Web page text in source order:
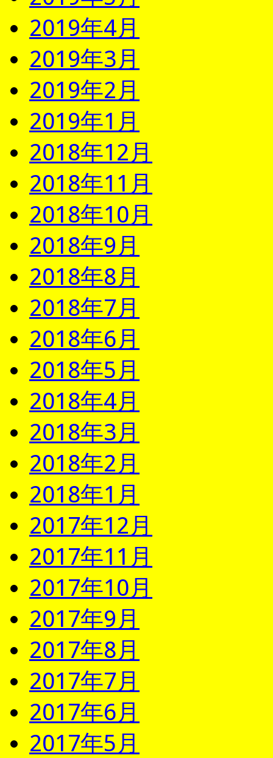
2019年4月
2019年3月
2019年2月
2019年1月
2018年12月
2018年11月
2018年10月
2018年9月
2018年8月
2018年7月
2018年6月
2018年5月
2018年4月
2018年3月
2018年2月
2018年1月
2017年12月
2017年11月
2017年10月
2017年9月
2017年8月
2017年7月
2017年6月
2017年5月